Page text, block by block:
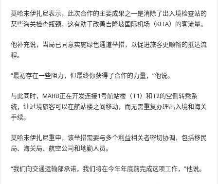
莫哈末伊扎尼表示，此次合作的主要成果之一是消除了出入境检查站的
某些海关检查瓶颈，这有助于改善吉隆坡国际机场（KLIA）的客流量。
他补充说，当局已同意实施绿色通道举措，以促进旅客更顺畅的抵达流
程。
“最初存在一些阻力，但最终你获得了合作的力量，”他说。
与此同时，MAHB正在开发连接1号航站楼（T1）和T2的空侧转乘系
统，让过境旅客可以在航站楼之间移动，而无需重复办理出入境和海关
手续。
莫哈末伊扎尼重申，该举措需要与多个利益相关者密切协调，包括移民
局、海关局、航空公司和地勤人员。
“我们向交通运输部承诺，我们将在今年年底前完成这项工作，”他说。